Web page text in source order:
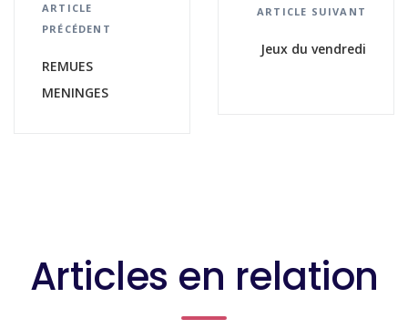
ARTICLE
PRÉCÉDENT
REMUES
MENINGES
ARTICLE SUIVANT
Jeux du vendredi
Articles en relation